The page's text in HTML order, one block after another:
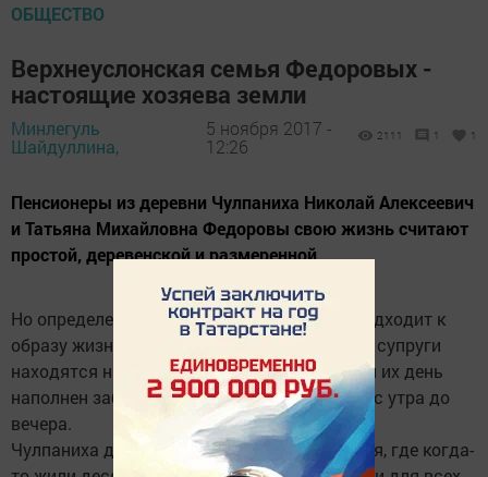
ОБЩЕСТВО
Верхнеуслонская семья Федоровых -
настоящие хозяева земли
Минлегуль
Шайдуллина,
5 ноября 2017 -
12:26
2111 1 1
Пенсионеры из деревни Чулпаниха Николай Алексеевич
и Татьяна Михайловна Федоровы свою жизнь считают
простой, деревенской и размеренной.
Но определение «размеренный» никак не подходит к
образу жизни этих энергичных людей. Хотя супруги
находятся на заслуженном отдыхе, каждый их день
наполнен заботами, повседневным трудом с утра до
вечера.
Чулпаниха для моих героев - родная деревня, где когда-